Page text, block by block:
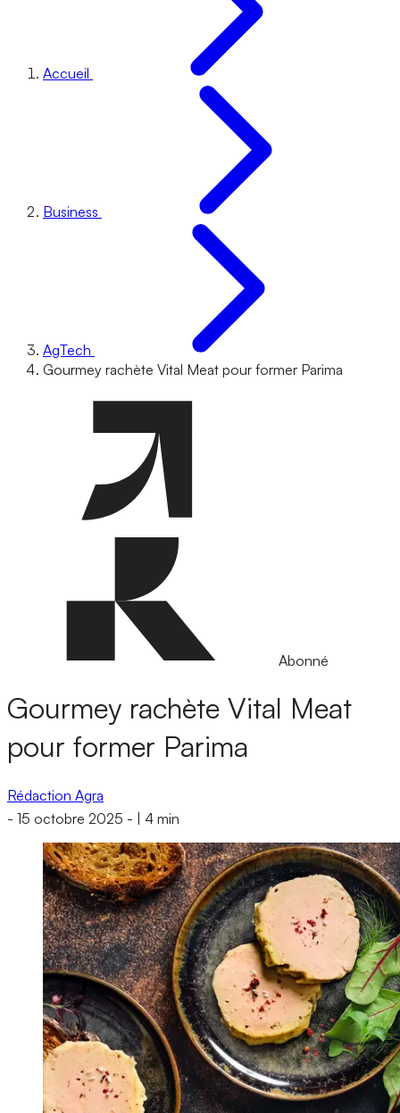
Accueil
Business
AgTech
Gourmey rachète Vital Meat pour former Parima
Abonné
Gourmey rachète Vital Meat
pour former Parima
Rédaction Agra
- 15 octobre 2025 - 4 min